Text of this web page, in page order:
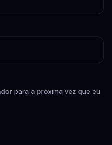
para a próxima vez que eu